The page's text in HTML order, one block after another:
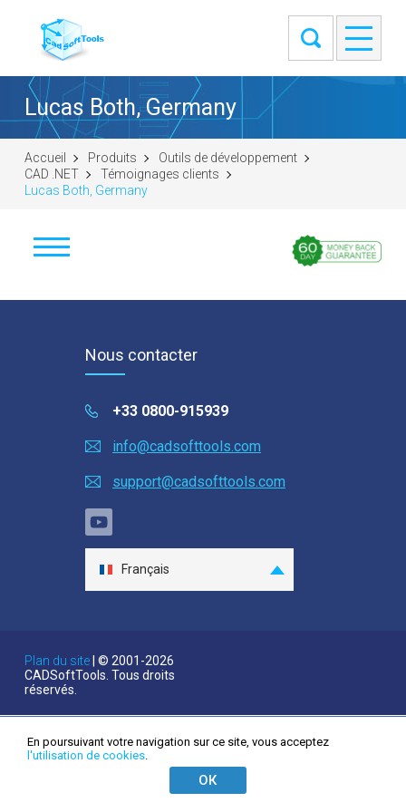
En poursuivant votre navigation sur ce site, vous acceptez
l'utilisation de cookies.
ОК
Lucas Both, Germany
Accueil Produits
Outils de développement
CAD .NET
Témoignages clients
Lucas Both, Germany
Captures d'écran
Didacticiels
Témoignages clients
Nous contacter
+33 0800-915939
info@cadsofttools.com
support@cadsofttools.com
Français
日本語
Español
한국어
Nederlands
Português
Plan du site | © 2001-2026
CADSoftTools. Tous droits
réservés.